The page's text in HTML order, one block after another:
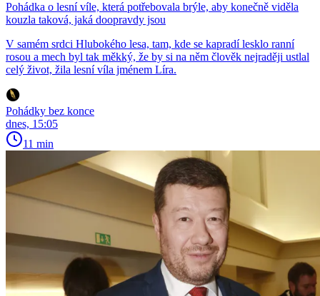
Pohádka o lesní víle, která potřebovala brýle, aby konečně viděla
kouzla taková, jaká doopravdy jsou
V samém srdci Hlubokého lesa, tam, kde se kapradí lesklo ranní
rosou a mech byl tak měkký, že by si na něm člověk nejraději ustlal
celý život, žila lesní víla jménem Líra.
Pohádky bez konce
dnes, 15:05
11 min